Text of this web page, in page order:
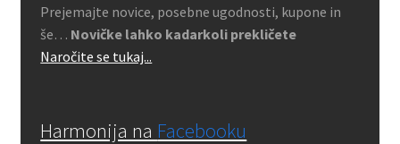
Prejemajte novice, posebne ugodnosti, kupone in
še… Novičke lahko kadarkoli prekličete
Naročite se tukaj...
Harmonija na Facebooku